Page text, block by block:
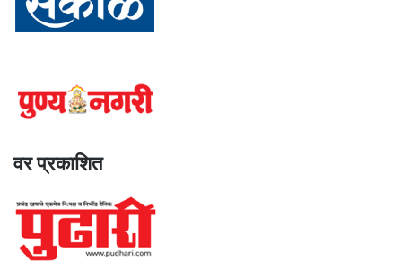
वर प्रकाशित